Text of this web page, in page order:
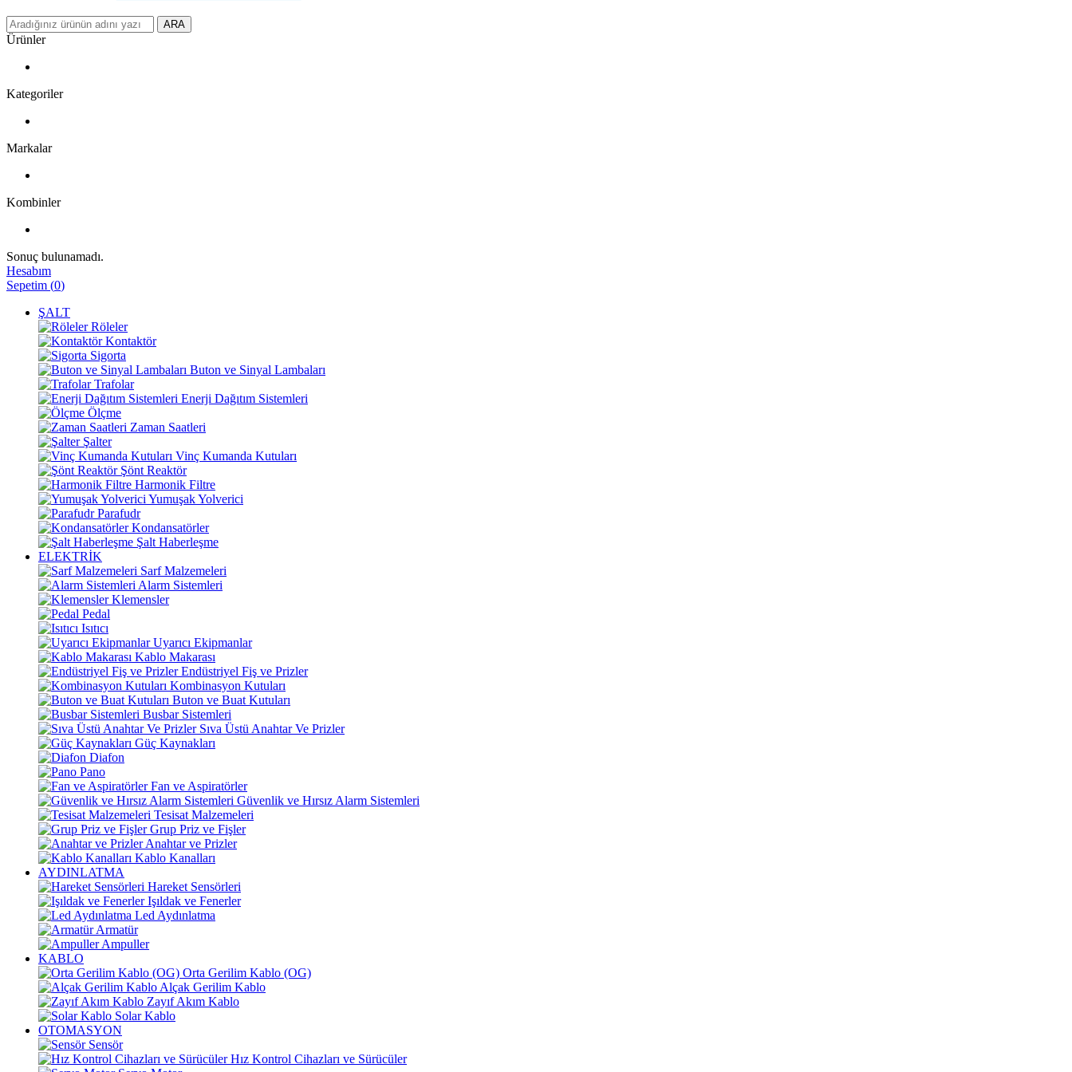
ARA
Ürünler
Kategoriler
Markalar
Kombinler
Sonuç bulunamadı.
Hesabım
Sepetim (0)
ŞALT
Röleler
Kontaktör
Sigorta
Buton ve Sinyal Lambaları
Trafolar
Enerji Dağıtım Sistemleri
Ölçme
Zaman Saatleri
Şalter
Vinç Kumanda Kutuları
Şönt Reaktör
Harmonik Filtre
Yumuşak Yolverici
Parafudr
Kondansatörler
Şalt Haberleşme
ELEKTRİK
Sarf Malzemeleri
Alarm Sistemleri
Klemensler
Pedal
Isıtıcı
Uyarıcı Ekipmanlar
Kablo Makarası
Endüstriyel Fiş ve Prizler
Kombinasyon Kutuları
Buton ve Buat Kutuları
Busbar Sistemleri
Sıva Üstü Anahtar Ve Prizler
Güç Kaynakları
Diafon
Pano
Fan ve Aspiratörler
Güvenlik ve Hırsız Alarm Sistemleri
Tesisat Malzemeleri
Grup Priz ve Fişler
Anahtar ve Prizler
Kablo Kanalları
AYDINLATMA
Hareket Sensörleri
Işıldak ve Fenerler
Led Aydınlatma
Armatür
Ampuller
KABLO
Orta Gerilim Kablo (OG)
Alçak Gerilim Kablo
Zayıf Akım Kablo
Solar Kablo
OTOMASYON
Sensör
Hız Kontrol Cihazları ve Sürücüler